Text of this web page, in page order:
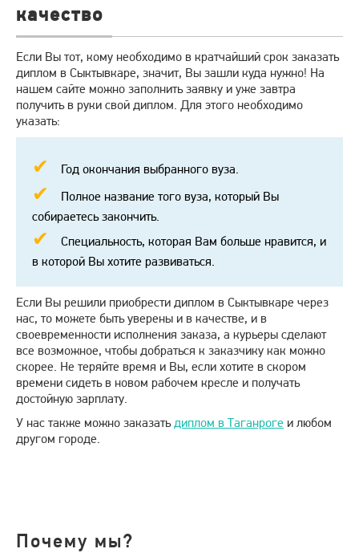
качество
Если Вы тот, кому необходимо в кратчайший срок заказать
диплом в Сыктывкаре, значит, Вы зашли куда нужно! На
нашем сайте можно заполнить заявку и уже завтра
получить в руки свой диплом. Для этого необходимо
указать:
Год окончания выбранного вуза.
Полное название того вуза, который Вы
собираетесь закончить.
Специальность, которая Вам больше нравится, и
в которой Вы хотите развиваться.
Если Вы решили приобрести диплом в Сыктывкаре через
нас, то можете быть уверены и в качестве, и в
своевременности исполнения заказа, а курьеры сделают
все возможное, чтобы добраться к заказчику как можно
скорее. Не теряйте время и Вы, если хотите в скором
времени сидеть в новом рабочем кресле и получать
достойную зарплату.
У нас также можно заказатьдиплом в Таганроге и любом
другом городе.
Почему мы?